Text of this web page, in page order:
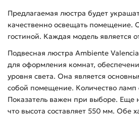
Предлагаемая люстра будет
качественно освещать помещение.
гостиной. Каждая модель является
Подвесная люстра Ambiente
для оформления комнат,
уровня света. Она является
собой помещение. Количество ламп
Показатель важен при выборе. Еще
что высота составляет 550 мм. Обе